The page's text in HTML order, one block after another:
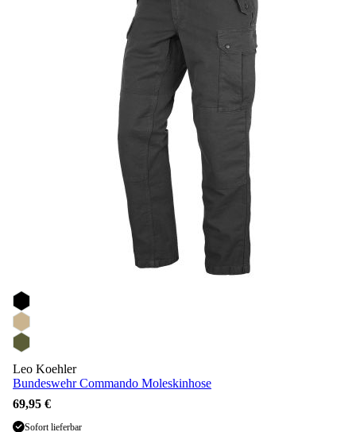
Leo Koehler
Bundeswehr Commando Moleskinhose
69,95 €
Sofort lieferbar